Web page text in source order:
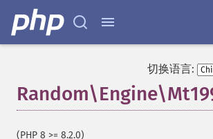
切换语言:
(PHP 8 >= 8.2.0)